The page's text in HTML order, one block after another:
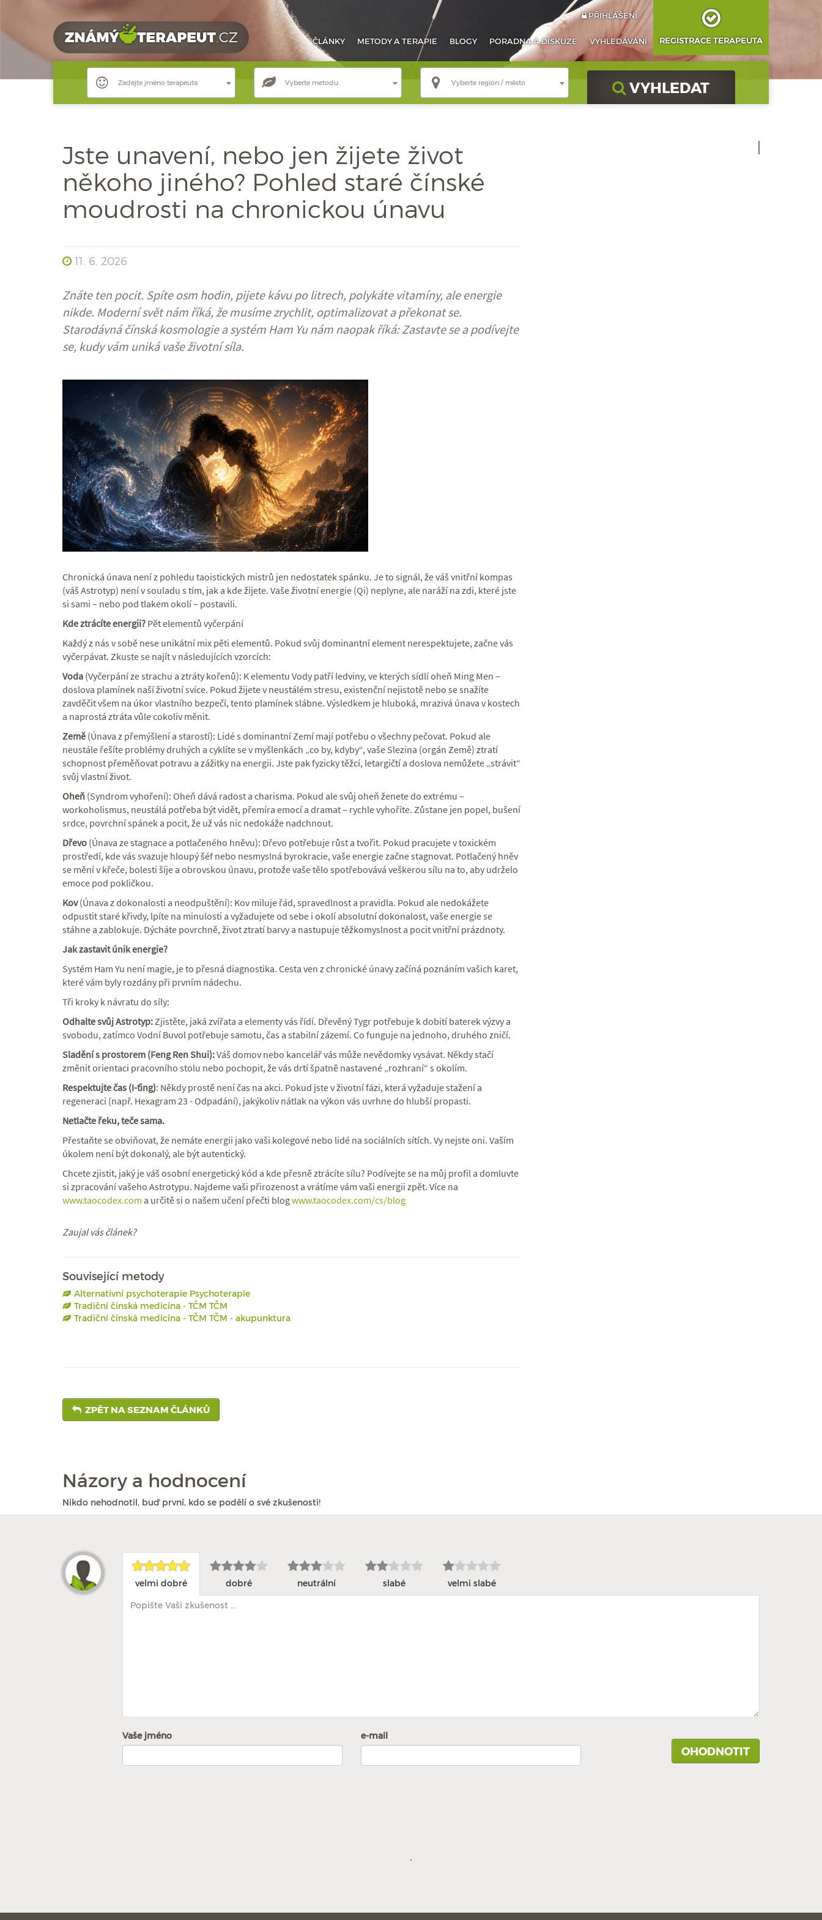
ČLÁNKY METODYA TERAPIE BLOGY PORADNAA DISKUZE VYHLEDÁVÁNÍ
PŘIHLÁŠENÍ
REGISTRACE TERAPEUTA
Zadejte jméno terapeuta Vyberte metodu Vyberte region / město VYHLEDAT
Jste unavení, nebo jen žijete život
někoho jiného? Pohled staré čínské
moudrosti na chronickou únavu
11. 6. 2026
Znáte ten pocit. Spíte osm hodin, pijete kávu po litrech, polykáte vitamíny, ale energie
nikde. Moderní svět nám říká, že musíme zrychlit, optimalizovat a překonat se.
Starodávná čínská kosmologie a systém Ham Yu nám naopak říká: Zastavte se a podívejte
se, kudy vám uniká vaše životní síla.
Chronická únava není z pohledu taoistických mistrů jen nedostatek spánku. Je to signál, že váš vnitřní kompas
(váš Astrotyp) není v souladu s tím, jak a kde žijete. Vaše životní energie (Qi) neplyne, ale naráží na zdi, které jste
si sami – nebo pod tlakem okolí – postavili.
Kde ztrácíte energii? Pět elementů vyčerpání
Každý z nás v sobě nese unikátní mix pěti elementů. Pokud svůj dominantní element nerespektujete, začne vás
vyčerpávat. Zkuste se najít v následujících vzorcích:
Voda (Vyčerpání ze strachu a ztráty kořenů): K elementu Vody patří ledviny, ve kterých sídlí oheň Ming Men –
doslova plamínek naší životní svíce. Pokud žijete v neustálém stresu, existenční nejistotě nebo se snažíte
zavděčit všem na úkor vlastního bezpečí, tento plamínek slábne. Výsledkem je hluboká, mrazivá únava v kostech
a naprostá ztráta vůle cokoliv měnit.
Země (Únava z přemýšlení a starostí): Lidé s dominantní Zemí mají potřebu o všechny pečovat. Pokud ale
neustále řešíte problémy druhých a cyklíte se v myšlenkách „co by, kdyby“, vaše Slezina (orgán Země) ztratí
schopnost přeměňovat potravu a zážitky na energii. Jste pak fyzicky těžcí, letargičtí a doslova nemůžete „strávit“
svůj vlastní život.
Oheň (Syndrom vyhoření): Oheň dává radost a charisma. Pokud ale svůj oheň ženete do extrému –
workoholismus, neustálá potřeba být vidět, přemíra emocí a dramat – rychle vyhoříte. Zůstane jen popel, bušení
srdce, povrchní spánek a pocit, že už vás nic nedokáže nadchnout.
Dřevo (Únava ze stagnace a potlačeného hněvu): Dřevo potřebuje růst a tvořit. Pokud pracujete v toxickém
prostředí, kde vás svazuje hloupý šéf nebo nesmyslná byrokracie, vaše energie začne stagnovat. Potlačený hněv
se mění v křeče, bolesti šíje a obrovskou únavu, protože vaše tělo spotřebovává veškerou sílu na to, aby udrželo
emoce pod pokličkou.
Kov(Únava z dokonalosti a neodpuštění): Kov miluje řád, spravedlnost a pravidla. Pokud ale nedokážete
odpustit staré křivdy, lpíte na minulosti a vyžadujete od sebe i okolí absolutní dokonalost, vaše energie se
stáhne a zablokuje. Dýcháte povrchně, život ztratí barvy a nastupuje těžkomyslnost a pocit vnitřní prázdnoty.
Jak zastavit únik energie?
Systém Ham Yu není magie, je to přesná diagnostika. Cesta ven z chronické únavy začíná poznáním vašich karet,
které vám byly rozdány při prvním nádechu.
Tři kroky k návratu do síly:
Odhalte svůj Astrotyp:Zjistěte, jaká zvířata a elementy vás řídí. Dřevěný Tygr potřebuje k dobití baterek výzvy a
svobodu, zatímco Vodní Buvol potřebuje samotu, čas a stabilní zázemí. Co funguje na jednoho, druhého zničí.
Sladění s prostorem (Feng Ren Shui):Váš domov nebo kancelář vás může nevědomky vysávat. Někdy stačí
změnit orientaci pracovního stolu nebo pochopit, že vás drtí špatně nastavené „rozhraní“ s okolím.
Respektujte čas (I-ťing): Někdy prostě není čas na akci. Pokud jste v životní fázi, která vyžaduje stažení a
regeneraci (např. Hexagram 23 - Odpadání), jakýkoliv nátlak na výkon vás uvrhne do hlubší propasti.
Netlačte řeku, teče sama.
Přestaňte se obviňovat, že nemáte energii jako vaši kolegové nebo lidé na sociálních sítích. Vy nejste oni. Vaším
úkolem není být dokonalý, ale být autentický.
Chcete zjistit, jaký je váš osobní energetický kód a kde přesně ztrácíte sílu? Podívejte se na můj profil a domluvte
si zpracování vašeho Astrotypu. Najdeme vaši přirozenost a vrátíme vám vaši energii zpět. Více na
www.taocodex.com a určitě si o našem učení přečti blogwww.taocodex.com/cs/blog
Zaujal vás článek?
Související metody
Alternativní psychoterapie Psychoterapie
Tradiční čínská medicína - TČM TČM
Tradiční čínská medicína - TČM TČM - akupunktura
ZPĚT NA SEZNAM ČLÁNKŮ
Názory a hodnocení
Nikdo nehodnotil, buď první, kdo se podělí o své zkušenosti!
velmi dobré dobré neutrální slabé velmi slabé
Vaše jméno e-mail